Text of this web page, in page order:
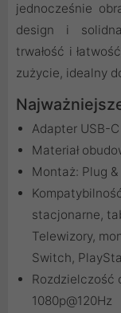
jednocześnie
design i
trwałość i
zużycie, idealny
Adapter USB-
Materiał
Montaż: Plug
stacjonarne,
Telewizory,
Switch,
Rozdzielczość
1080p@120Hz